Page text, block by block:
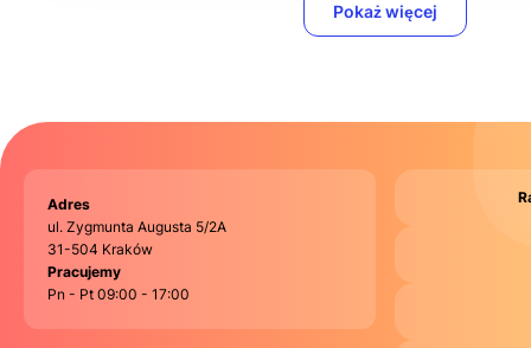
Pokaż więcej
Adres
ul. Zygmunta Augusta 5/2A
31-504 Kraków
Pracujemy
Pn - Pt 09:00 - 17:00